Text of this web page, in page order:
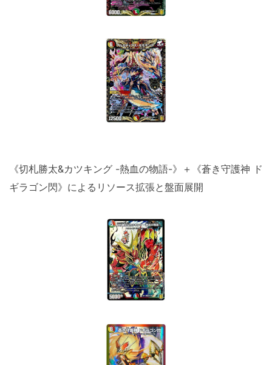
《切札勝太&カツキング -熱血の物語-》＋《蒼き守護神 ド
ギラゴン閃》によるリソース拡張と盤面展開